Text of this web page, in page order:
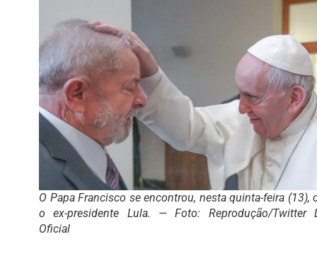
O Papa Francisco se encontrou, nesta quinta-feira (13),
o ex-presidente Lula. — Foto: Reprodução/Twitter
Oficial